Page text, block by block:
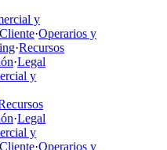
y
·Operarios y
·Recursos
·Legal
y
·Legal
y
·Operarios y